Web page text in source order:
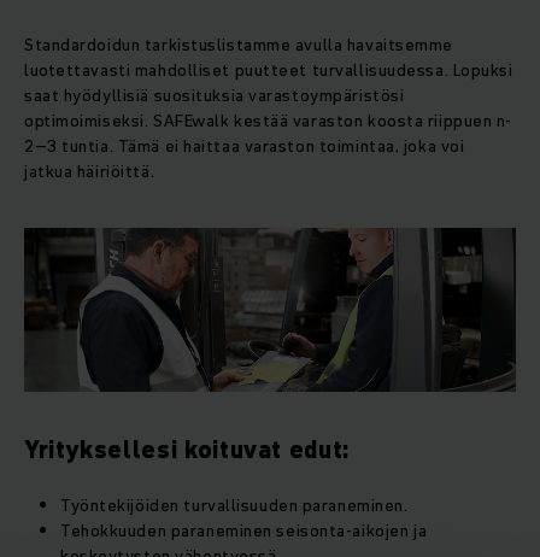
Standardoidun tarkistuslistamme avulla havaitsemme
luotettavasti mahdolliset puutteet turvallisuudessa. Lopuksi
saat hyödyllisiä suosituksia varastoympäristösi
optimoimiseksi. SAFEwalk kestää varaston koosta riippuen n-
2–3 tuntia. Tämä ei haittaa varaston toimintaa, joka voi
jatkua häiriöittä.
Yrityksellesi koituvat edut:
Työntekijöiden turvallisuuden paraneminen.
Tehokkuuden paraneminen seisonta-aikojen ja